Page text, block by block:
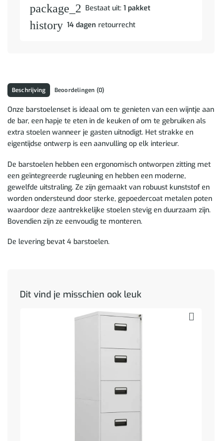
package_2 Bestaat uit: 1 pakket
history 14 dagen retourrecht
Beschrijving Beoordelingen (0)
Onze barstoelenset is ideaal om te genieten van een wijntje aan
de bar, een hapje te eten in de keuken of om te gebruiken als
extra stoelen wanneer je gasten uitnodigt. Het strakke en
eigentijdse ontwerp is een aanvulling op elk interieur.
De barstoelen hebben een ergonomisch ontworpen zitting met
een geïntegreerde rugleuning en hebben een moderne,
gewelfde uitstraling. Ze zijn gemaakt van robuust kunststof en
worden ondersteund door sterke, gepoedercoat metalen poten
waardoor deze aantrekkelijke stoelen stevig en duurzaam zijn.
Bovendien zijn ze eenvoudig te monteren.
De levering bevat 4 barstoelen.
Dit vind je misschien ook leuk